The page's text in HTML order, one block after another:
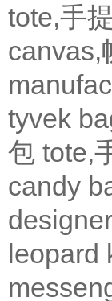
tote,手
canvas,
tyvek
包 tote,
candy
designer
leopard